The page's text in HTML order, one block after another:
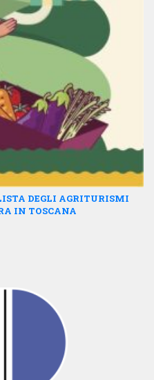
DEGLI AGRITURISMI
IN TOSCANA